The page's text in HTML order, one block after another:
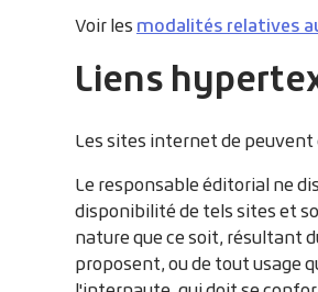
Voir lesmodalités relatives
Liens
Les sites internet de
Le responsable éditorial ne
disponibilité de tels sites et
nature que ce soit, résultant
proposent, ou de tout usage